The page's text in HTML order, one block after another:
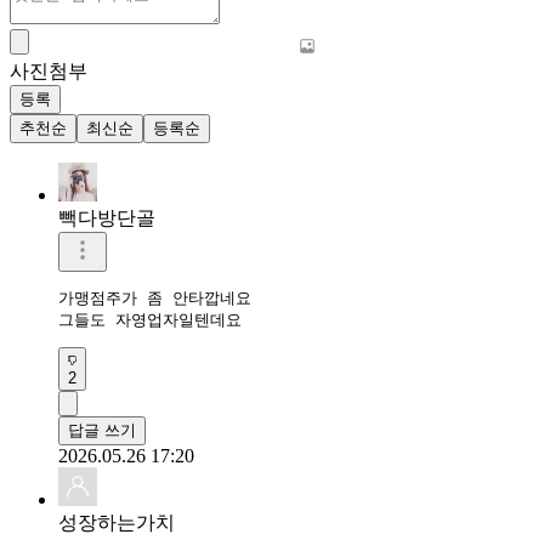
사진첨부
등록
추천순
최신순 등록순
빽다방단골
가맹점주가 좀 안타깝네요
그들도 자영업자일텐데요
2
답글 쓰기
2026.05.26 17:20
성장하는가치